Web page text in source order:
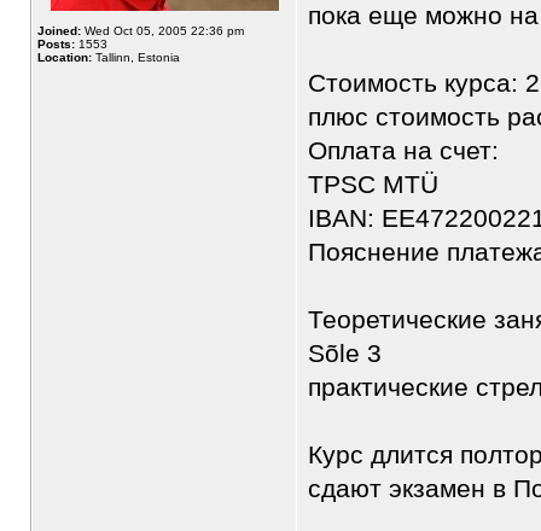
Joined: Wed Oct 05, 2005 22:36 pm
Posts: 1553
Location: Tallinn, Estonia
пока еще можно
Стоимость курса:
плюс стоимость
Оплата на счет:
TPSC MTÜ
IBAN:
Пояснение
Теоретические
Sõle 3
практические
Курс длится
сдают экзамен в